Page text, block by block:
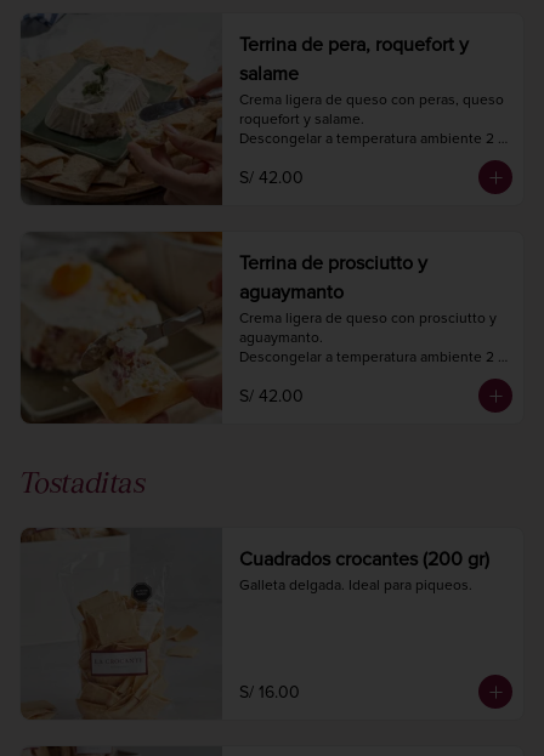
Terrina de pera, roquefort y
salame
Crema ligera de queso con peras, queso
roquefort y salame.
Descongelar a temperatura ambiente 2
Peso 220 gr.
S/ 42.00
Terrina de prosciutto y
aguaymanto
Crema ligera de queso con prosciutto y
aguaymanto.
Descongelar a temperatura ambiente 2
Peso 220 gr.
S/ 42.00
Tostaditas
Cuadrados crocantes (200 gr)
Galleta delgada. Ideal para piqueos.
S/ 16.00